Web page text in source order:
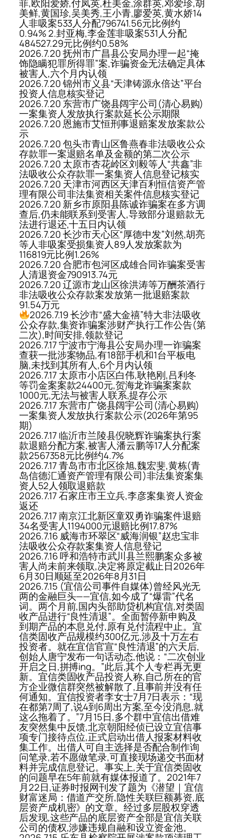
菲,欧阳爱娇,付凤英,杜美金,涂群英,邓爱珍,胡
美鲜,黄国珍,吴美秀,王小青,廖爱英,黄水娇14
人非吸案533人分配796741.56元比例约
0.94% 2.封亚梅,李金莲非吸案531人分配
484527.29元比例约0.58%
2026.7.20 抚州市广昌县公安局办理一起“掩
饰隐瞒犯罪所得罪”案,诈骗资金无法确定具体
被害人,六个月内认领
2026.7.20 锦州市义县“天津铸源永倍达”平台
投资人信息核实登记
2026.7.20 东营市广饶县阔宇公司(清心易购)
一案集资人发放执行案款延长公示期限
2026.7.20 恩施市艾恒刑事退赔案发放案款公
示
2026.7.20 包头市青山区鲁燕春非法吸收公众
存款罪一案退赔名单及金额的第二次公示
2026.7.20 太原市杏花岭区刘毅等人“共鑫”非
法吸收公众存款罪一案集资人信息登记核实
2026.7.20 天津市河西区天津百利恒信资产管
理有限公司非法集资相关案件信息核实登记
2026.7.20 新乡市原阳县陈诚诈骗案在多方调
查后,仍未能联系到受害人,导致部分退赔款无
法进行退还,十五日内认领
2026.7.20 长沙市天心区“厚德中发”刘然,胡亮
等人非吸案受损集资人89人发放案款为
116819元比例1.26%
2026.7.20 合肥市包河区成雄合同诈骗案受害
人清退资金790913.74元
2026.7.20 辽源市龙山区徐洪涛等万酬茶酒行
非法吸收公众存款案发放第一批退赔案款
91.54万元
2026.7.19 长沙市“盛大金禧”特大非法吸收
公众存款,集资诈骗案涉财产执行工作公告(第
二次),时间安排,领款登记
2026.7.17 宁波市宁海县公安局办理一诈骗案
查获一批涉案物品,有18部手机和1台平板电
脑,未找到其所有人,6个月内认领
2026.7.17 太原市小店区白伟,耿艳刚,吕利冬
等罚金案案款24400元,贺海龙诈骗案案款
1000元,无法与被害人联系,提存公示
2026.7.17 东营市广饶县阔宇公司(清心易购)
一案集资人发放执行案款公示(2026年第95
期)
2026.7.17 临沂市兰陵县倪晓辉诈骗案执行案
款退赔分配方案,被害人潘云鹏等17人分配案
款2567358元比例约4.7%
2026.7.17 青岛市市北区徐旭,魏宏斐,黄栋(青
岛信德汇通资产管理有限公司)非法集资案集
资人52人领取退赔款
2026.7.17 石家庄市王立兵,李彦案集资人资金
返还
2026.7.17 南京江北新区童双勇诈骗案件退赔
34名受害人1194000元退赔比例17.87%
2026.7.16 威海市环翠区“威海润银”赵忠宝非
法吸收公众存款案集资人信息登记
2026.7.16 呼和浩特市武川县兰熙鹏案众多被
害人尚未前来领取,决定将原定截止日2026年
6月30日顺延至2026年8月31日
2026.7.15 (宜信公司事件自媒体)曾经风光无
两的金融巨头——宜信,如今成了“爆雷”代名
词。两个月前,国内头部助贷机构宜信,对类固
收产品进行“良性清退”。全面暂停新申购及
到期产品的本息兑付,原有兑付流程中止。宜
信类固收产品规模约300亿元,涉及十万左右
投资者。就在宜信官宣“良性清退”的六天后,
创始人唐宁发布一句话动态,他说：“二次创业
开启之日,拼搏ing。”此后,其个人专栏再无更
新。宜信类固收产品投资人称,自己所在的官
方企业微信群突然被解散了,且事前并没有任
何通知。宜信投资者李女士7月7日表示：“现
在都第7周了,说4到6周出方案,至今没消息,就
这么拖着了。”7月15日,多个群中宜信出借难
友突然集中反馈,北京朝阳经侦已设立宜信事
项专门接待点位,正式启动出借人报案材料收
集工作。出借人可自主选择是否配合制作询
问笔录,若不愿做笔录,可直接现场递交书面材
料并完成信息登记。事实上,关于宜信类固收
的问题早在5年前就有媒体报道了。2021年7
月22日,证券时报网刊发了题为《潜望｜宜信
财富迷局：借道产交所,隐性关联巨额募资,底
层资产成机密》的文章。经过多层股权穿透
后发现,这些产品的底层资产全部是宜信关联
公司的债权,涉嫌违规自融和设立资金池。